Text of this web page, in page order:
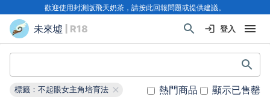
歡迎使用封測版飛天奶茶，請按此回報問題或提供建議。
未來墟 | R18 登入
標籤：不起眼女主角培育法 熱門商品 顯示已售罄